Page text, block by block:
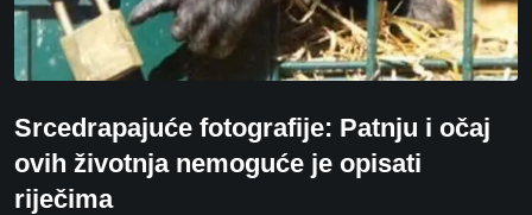
Srcedrapajuće fotografije: Patnju i očaj
ovih životnja nemoguće je opisati
riječima